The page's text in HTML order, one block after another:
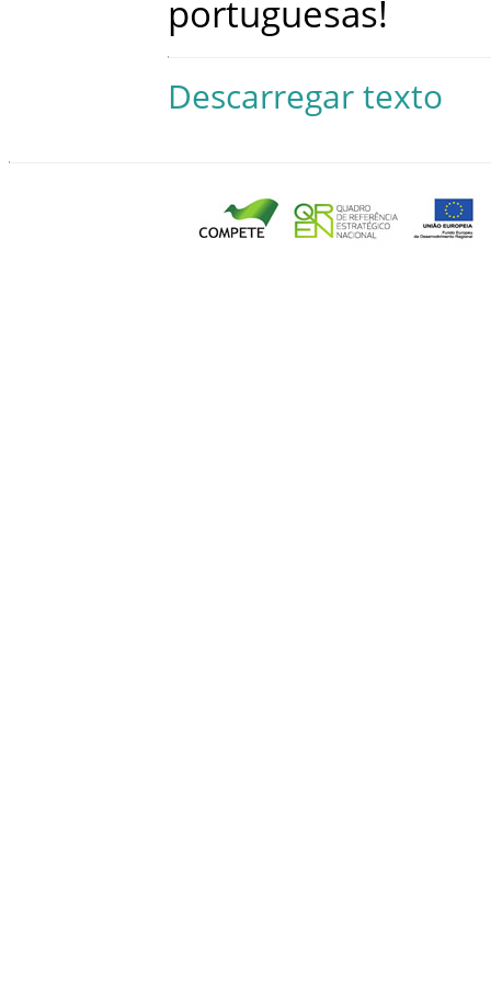
portuguesas!
Descarregar texto